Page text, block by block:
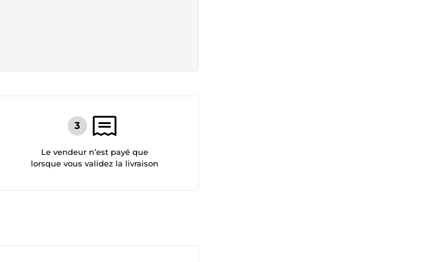
Le vendeur n’est payé que
lorsque vous validez la livraison